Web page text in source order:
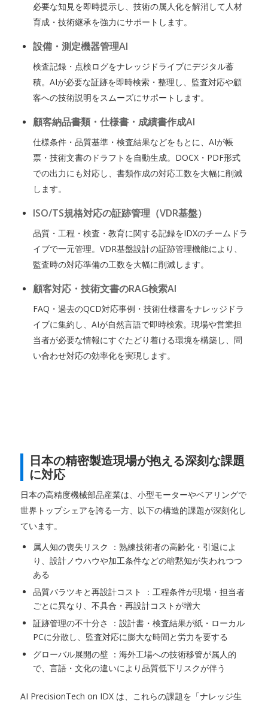
必要な知見を即時提示し、技術の属人化を解消して人材
育成・技術継承を強力にサポートします。
設備・測定機器管理AI
検査記録・点検ログをナレッジドライブにデジタル蓄
積。AIが必要な証跡を即時検索・整理し、監査対応や顧
客への技術説明をスムーズにサポートします。
顧客納品書類・仕様書・成績書作成AI
仕様条件・品質基準・検査結果などをもとに、AIが帳
票・技術文書のドラフトを自動生成。DOCX・PDF形式
での出力にも対応し、書類作成の対応工数を大幅に削減
します。
ISO/TS規格対応の証跡管理（VDR基盤）
品質・工程・検査・教育に関する記録をIDXのチームドラ
イブで一元管理。VDR基盤設計の証跡管理機能により、
監査時の対応準備の工数を大幅に削減します。
顧客対応・技術文書のRAG検索AI
FAQ・過去のQCD対応事例・技術仕様書をナレッジドラ
イブに集約し、AIが自然言語で即時検索。現場や営業担
当者が必要な情報にすぐたどり着ける環境を構築し、問
い合わせ対応の効率化を実現します。
日本の精密製造現場が抱える深刻な課題
に対応
日本の高精度機械部品産業は、小型モーターやベアリングで
世界トップシェアを誇る一方、以下の構造的課題が深刻化し
ています。
属人知の喪失リスク ：熟練技術者の高齢化・引退によ
り、設計ノウハウや加工条件などの暗黙知が失われつつ
ある
品質バラツキと再設計コスト ：工程条件が現場・担当者
ごとに異なり、不具合・再設計コストが増大
証跡管理の不十分さ ：設計書・検査結果が紙・ローカル
PCに分散し、監査対応に膨大な時間と労力を要する
グローバル展開の壁 ：海外工場への技術移管が属人的
で、言語・文化の違いにより品質低下リスクが伴う
AI PrecisionTech on IDX は、これらの課題を「ナレッジ生